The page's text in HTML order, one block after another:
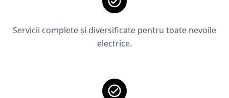
Servicii complete și diversificate pentru toate nevoile
electrice.